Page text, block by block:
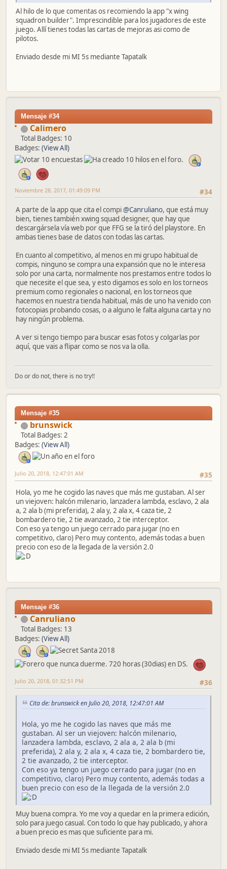
Al hilo de lo que comentas os recomiendo la app "x wing
squadron builder". Imprescindible para los jugadores de este
juego. Allí tienes todas las cartas de mejoras asi como de
pilotos.
Enviado desde mi MI 5s mediante Tapatalk
Mensaje #34
Calimero
Total Badges: 10
Badges: (View All)
#34
Noviembre 28, 2017, 01:49:09 PM
A parte de la app que cita el compi@Canruliano, que está muy
bien, tienes también xwing squad designer, que hay que
descargársela vía web por que FFG se la tiró del playstore. En
ambas tienes base de datos con todas las cartas.
En cuanto al competitivo, al menos en mi grupo habitual de
compis, ninguno se compra una expansión que no le interesa
solo por una carta, normalmente nos prestamos entre todos lo
que necesite el que sea, y esto digamos es solo en los torneos
premium como regionales o nacional, en los torneos que
hacemos en nuestra tienda habitual, más de uno ha venido con
fotocopias probando cosas, o a alguno le falta alguna carta y no
hay ningún problema.
A ver si tengo tiempo para buscar esas fotos y colgarlas por
aquí, que vais a flipar como se nos va la olla.
Do or do not, there is no try!!
Mensaje #35
brunswick
Total Badges: 2
Badges: (View All)
#35
Julio 20, 2018, 12:47:01 AM
Hola, yo me he cogido las naves que más me gustaban. Al ser
un viejoven: halcón milenario, lanzadera lambda, esclavo, 2 ala
a, 2 ala b (mi preferida), 2 ala y, 2 ala x, 4 caza tie, 2
bombardero tie, 2 tie avanzado, 2 tie interceptor.
Con eso ya tengo un juego cerrado para jugar (no en
competitivo, claro) Pero muy contento, además todas a buen
precio con eso de la llegada de la versión 2.0
Mensaje #36
Canruliano
Total Badges: 13
Badges: (View All)
#36
Julio 20, 2018, 01:32:51 PM
Cita de: brunswick en Julio 20, 2018, 12:47:01 AM
Hola, yo me he cogido las naves que más me
gustaban. Al ser un viejoven: halcón milenario,
lanzadera lambda, esclavo, 2 ala a, 2 ala b (mi
preferida), 2 ala y, 2 ala x, 4 caza tie, 2 bombardero tie,
2 tie avanzado, 2 tie interceptor.
Con eso ya tengo un juego cerrado para jugar (no en
competitivo, claro) Pero muy contento, además todas a
buen precio con eso de la llegada de la versión 2.0
Muy buena compra. Yo me voy a quedar en la primera edición,
solo para juego casual. Con todo lo que hay publicado, y ahora
a buen precio es mas que suficiente para mi.
Enviado desde mi MI 5s mediante Tapatalk